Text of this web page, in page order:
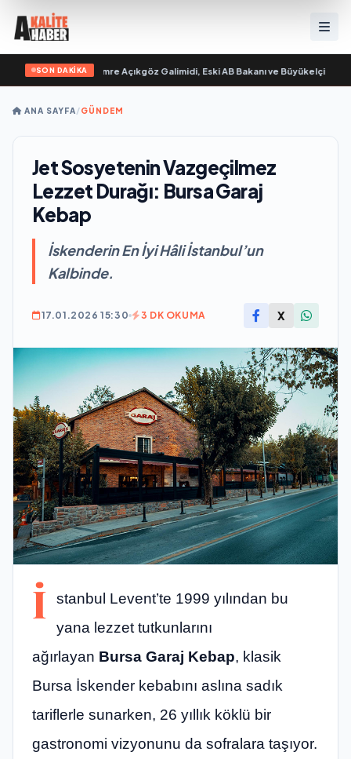
SON DAKİKA
yayımlandı • Ali Emre Açıkgöz Galimidi, Eski AB Bakanı ve Büyükelçi
ANA SAYFA/GÜNDEM
Jet Sosyetenin Vazgeçilmez
Lezzet Durağı: Bursa Garaj
Kebap
İskenderin En İyi Hâli İstanbul’un
Kalbinde.
17.01.2026 15:30 3 DK OKUMA X
İ
stanbul Levent’te 1999 yılından bu
yana lezzet tutkunlarını
ağırlayan Bursa Garaj Kebap, klasik
Bursa İskender kebabını aslına sadık
tariflerle sunarken, 26 yıllık köklü bir
gastronomi vizyonunu da sofralara taşıyor.